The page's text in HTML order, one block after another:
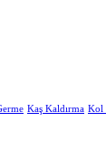
Kaş Kaldırma Kol